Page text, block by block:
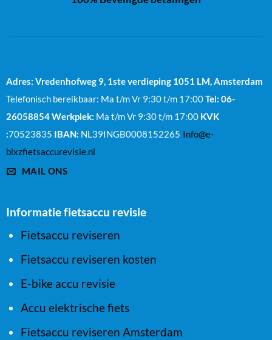
Adres: Vredenhofweg 9, 1ste verdieping 1051 LM, Amsterdam
Telefonisch bereikbaar: Ma t/m Vr 9:30 t/m 17:00Tel: 06-
26058854Werkplek: Ma t/m Vr 9:30 t/m 17:00 KVK
:70523835 IBAN: NL39INGB0008152265 Info@e-
bixzfietsaccurevisie.nl
MAIL ONS
Informatie fietsaccu revisie
Fietsaccu reviseren
Fietsaccu reviseren kosten
E-bike accu revisie
Accu elektrische fiets
Fietsaccu reviseren Amsterdam